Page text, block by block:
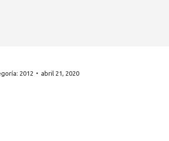
2012 abril 21, 2020